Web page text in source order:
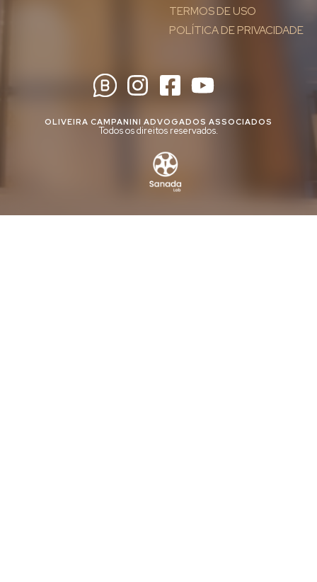
TERMOS DE USO
POLÍTICA DE PRIVACIDADE
OLIVEIRA CAMPANINI ADVOGADOS ASSOCIADOS
Todos os direitos reservados.